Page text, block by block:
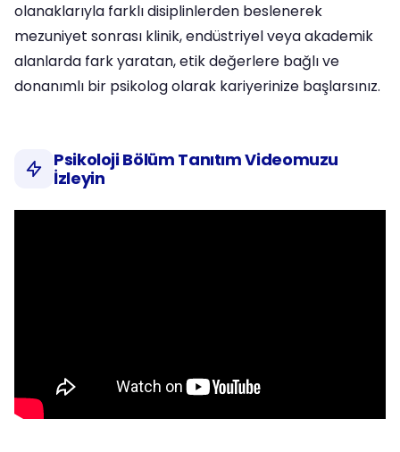
olanaklarıyla farklı disiplinlerden beslenerek
mezuniyet sonrası klinik, endüstriyel veya akademik
alanlarda fark yaratan, etik değerlere bağlı ve
donanımlı bir psikolog olarak kariyerinize başlarsınız.
Psikoloji Bölüm Tanıtım Videomuzu
İzleyin